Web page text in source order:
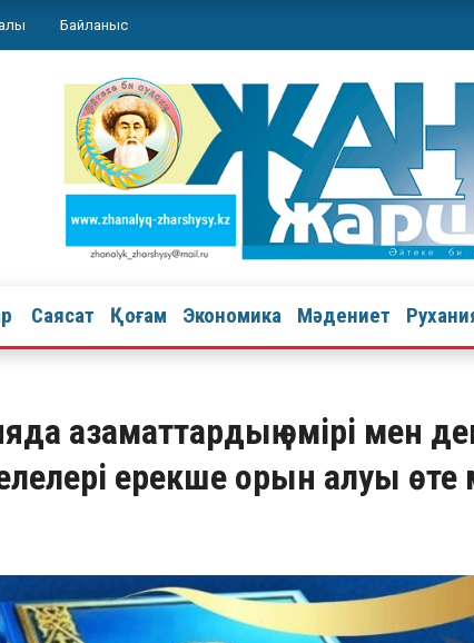
Байланыс
Саясат Қоғам Экономика Мәдениет
азаматтардың өмірі мен
ерекше орын алуы өте